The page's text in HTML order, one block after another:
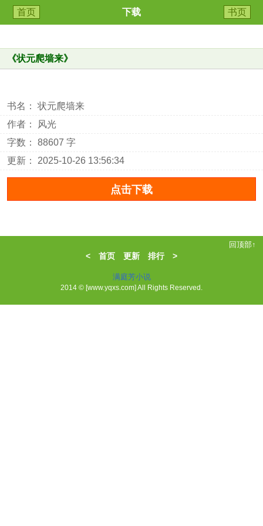
首页 下载 书页
《状元爬墙来》
书名： 状元爬墙来
作者： 风光
字数： 88607 字
更新： 2025-10-26 13:56:34
回顶部↑
< 首页 更新 排行>
满庭芳小说
2014 © [www.yqxs.com] All Rights Reserved.